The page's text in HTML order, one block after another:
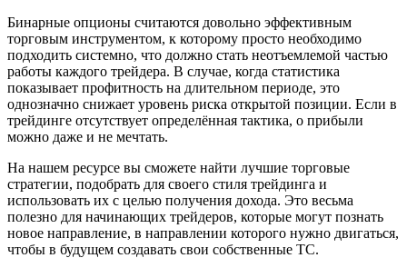
Бинарные опционы считаются довольно эффективным
торговым инструментом, к которому просто необходимо
подходить системно, что должно стать неотъемлемой частью
работы каждого трейдера. В случае, когда статистика
показывает профитность на длительном периоде, это
однозначно снижает уровень риска открытой позиции. Если в
трейдинге отсутствует определённая тактика, о прибыли
можно даже и не мечтать.
На нашем ресурсе вы сможете найти лучшие торговые
стратегии, подобрать для своего стиля трейдинга и
использовать их с целью получения дохода. Это весьма
полезно для начинающих трейдеров, которые могут познать
новое направление, в направлении которого нужно двигаться,
чтобы в будущем создавать свои собственные ТС.